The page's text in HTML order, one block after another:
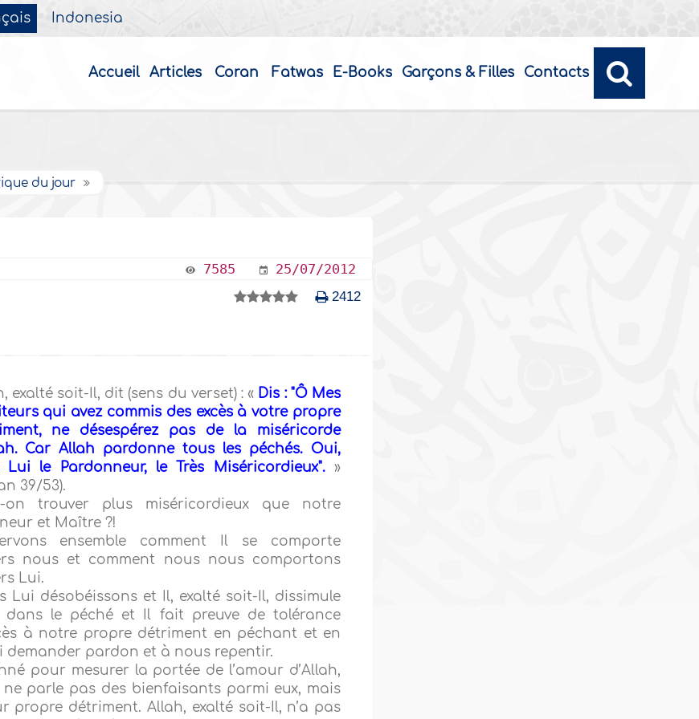
Indonesia
Accueil Articles Coran Fatwas E-Books Garçons & Filles Contacts
du jour
7585 25/07/2012
2412
exalté soit-Il, dit (sens du verset) : « Dis : "Ô Mes
qui avez commis des excès à votre propre
ne désespérez pas de la miséricorde
Car Allah pardonne tous les péchés. Oui,
Lui le Pardonneur, le Très Miséricordieux".»
39/53).
on trouver plus miséricordieux que notre
et Maître ?!
ensemble comment Il se comporte
nous et comment nous nous comportons
Lui.
Lui désobéissons et Il, exalté soit-Il, dissimule
dans le péché et Il fait preuve de tolérance
à notre propre détriment en péchant et en
demander pardon et à nous repentir.
pour mesurer la portée de l’amour d’Allah,
ne parle pas des bienfaisants parmi eux, mais
propre détriment. Allah, exalté soit-Il, n’a pas